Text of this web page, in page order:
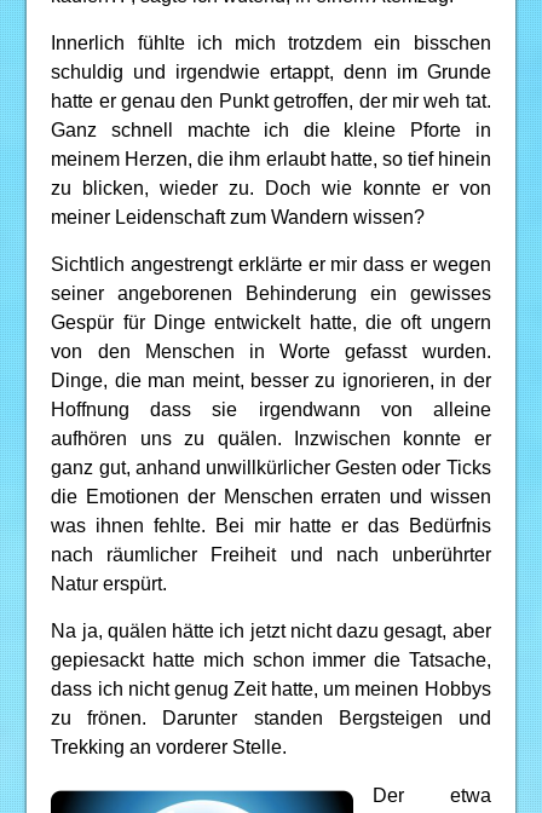
Innerlich fühlte ich mich trotzdem ein bisschen
schuldig und irgendwie ertappt, denn im Grunde
hatte er genau den Punkt getroffen, der mir weh tat.
Ganz schnell machte ich die kleine Pforte in
meinem Herzen, die ihm erlaubt hatte, so tief hinein
zu blicken, wieder zu. Doch wie konnte er von
meiner Leidenschaft zum Wandern wissen?
Sichtlich angestrengt erklärte er mir dass er wegen
seiner angeborenen Behinderung ein gewisses
Gespür für Dinge entwickelt hatte, die oft ungern
von den Menschen in Worte gefasst wurden.
Dinge, die man meint, besser zu ignorieren, in der
Hoffnung dass sie irgendwann von alleine
aufhören uns zu quälen. Inzwischen konnte er
ganz gut, anhand unwillkürlicher Gesten oder Ticks
die Emotionen der Menschen erraten und wissen
was ihnen fehlte. Bei mir hatte er das Bedürfnis
nach räumlicher Freiheit und nach unberührter
Natur erspürt.
Na ja, quälen hätte ich jetzt nicht dazu gesagt, aber
gepiesackt hatte mich schon immer die Tatsache,
dass ich nicht genug Zeit hatte, um meinen Hobbys
zu frönen. Darunter standen Bergsteigen und
Trekking an vorderer Stelle.
Der etwa